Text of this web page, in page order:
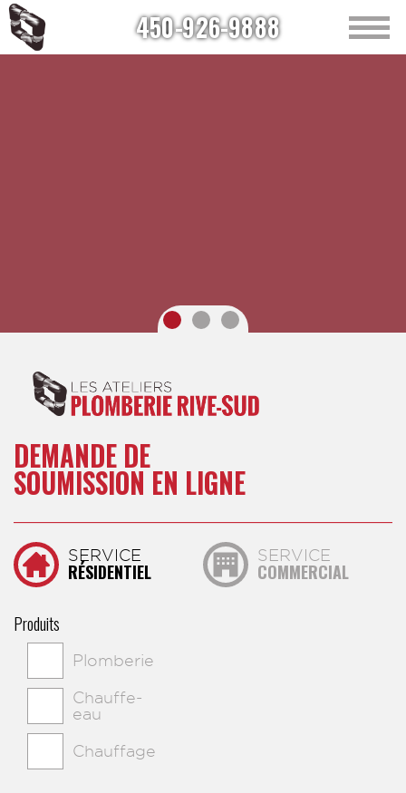
450-926-9888
DEMANDE DE
SOUMISSION EN LIGNE
SERVICE
RÉSIDENTIEL
SERVICE
COMMERCIAL
Produits
Plomberie
Chauffe-
eau
Chauffage